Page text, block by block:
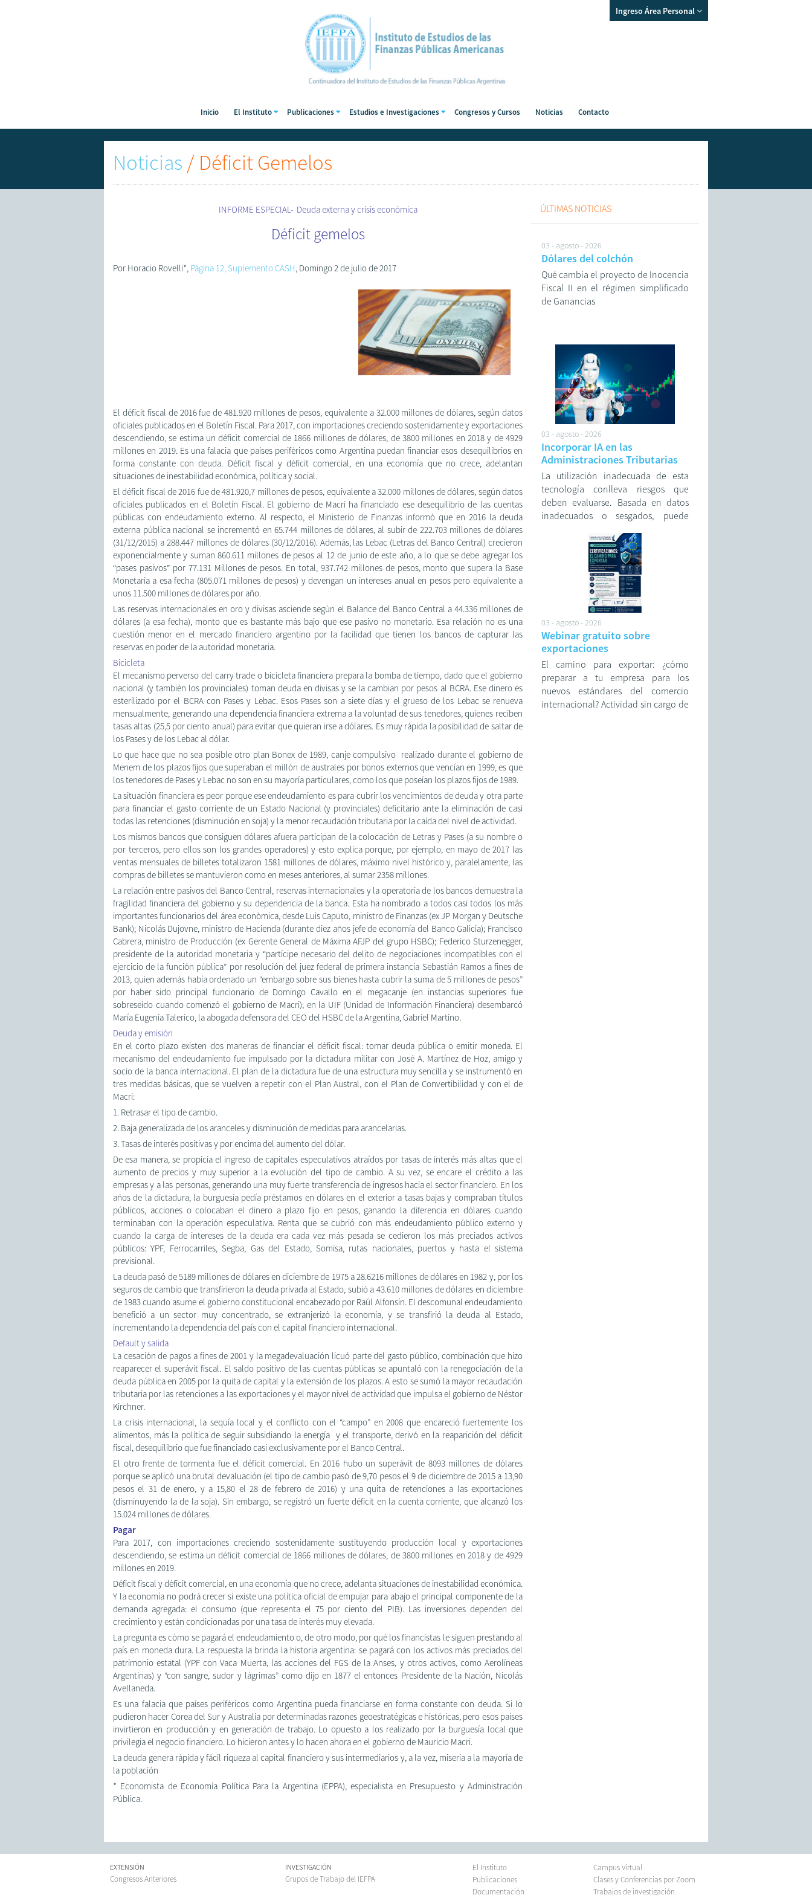
Ingreso Área Personal
Inicio El Instituto Publicaciones Estudios e Investigaciones Congresos y Cursos Noticias Contacto
Noticias / Déficit Gemelos
INFORME ESPECIAL- Deuda externa y crisis económica
Déficit gemelos
Por Horacio Rovelli*, Página 12, Suplemento CASH, Domingo 2 de julio de 2017
El déficit fiscal de 2016 fue de 481.920 millones de pesos, equivalente a 32.000 millones de dólares, según datos
oficiales publicados en el Boletín Fiscal. Para 2017, con importaciones creciendo sostenidamente y exportaciones
descendiendo, se estima un déficit comercial de 1866 millones de dólares, de 3800 millones en 2018 y de 4929
millones en 2019. Es una falacia que países periféricos como Argentina puedan financiar esos desequilibrios en
forma constante con deuda. Déficit fiscal y déficit comercial, en una economía que no crece, adelantan
situaciones de inestabilidad económica, política y social.
El déficit fiscal de 2016 fue de 481.920,7 millones de pesos, equivalente a 32.000 millones de dólares, según datos
oficiales publicados en el Boletín Fiscal. El gobierno de Macri ha financiado ese desequilibrio de las cuentas
públicas con endeudamiento externo. Al respecto, el Ministerio de Finanzas informó que en 2016 la deuda
externa pública nacional se incrementó en 65.744 millones de dólares, al subir de 222.703 millones de dólares
(31/12/2015) a 288.447 millones de dólares (30/12/2016). Además, las Lebac (Letras del Banco Central) crecieron
exponencialmente y suman 860.611 millones de pesos al 12 de junio de este año, a lo que se debe agregar los
“pases pasivos” por 77.131 Millones de pesos. En total, 937.742 millones de pesos, monto que supera la Base
Monetaria a esa fecha (805.071 millones de pesos) y devengan un intereses anual en pesos pero equivalente a
unos 11.500 millones de dólares por año.
Las reservas internacionales en oro y divisas asciende según el Balance del Banco Central a 44.336 millones de
dólares (a esa fecha), monto que es bastante más bajo que ese pasivo no monetario. Esa relación no es una
cuestión menor en el mercado financiero argentino por la facilidad que tienen los bancos de capturar las
reservas en poder de la autoridad monetaria.
Bicicleta
El mecanismo perverso del carry trade o bicicleta financiera prepara la bomba de tiempo, dado que el gobierno
nacional (y también los provinciales) toman deuda en divisas y se la cambian por pesos al BCRA. Ese dinero es
esterilizado por el BCRA con Pases y Lebac. Esos Pases son a siete días y el grueso de los Lebac se renueva
mensualmente, generando una dependencia financiera extrema a la voluntad de sus tenedores, quienes reciben
tasas altas (25,5 por ciento anual) para evitar que quieran irse a dólares. Es muy rápida la posibilidad de saltar de
los Pases y de los Lebac al dólar.
Lo que hace que no sea posible otro plan Bonex de 1989, canje compulsivo realizado durante el gobierno de
Menem de los plazos fijos que superaban el millón de australes por bonos externos que vencían en 1999, es que
los tenedores de Pases y Lebac no son en su mayoría particulares, como los que poseían los plazos fijos de 1989.
La situación financiera es peor porque ese endeudamiento es para cubrir los vencimientos de deuda y otra parte
para financiar el gasto corriente de un Estado Nacional (y provinciales) deficitario ante la eliminación de casi
todas las retenciones (disminución en soja) y la menor recaudación tributaria por la caída del nivel de actividad.
Los mismos bancos que consiguen dólares afuera participan de la colocación de Letras y Pases (a su nombre o
por terceros, pero ellos son los grandes operadores) y esto explica porque, por ejemplo, en mayo de 2017 las
ventas mensuales de billetes totalizaron 1581 millones de dólares, máximo nivel histórico y, paralelamente, las
compras de billetes se mantuvieron como en meses anteriores, al sumar 2358 millones.
La relación entre pasivos del Banco Central, reservas internacionales y la operatoria de los bancos demuestra la
fragilidad financiera del gobierno y su dependencia de la banca. Esta ha nombrado a todos casi todos los más
importantes funcionarios del área económica, desde Luis Caputo, ministro de Finanzas (ex JP Morgan y Deutsche
Bank); Nicolás Dujovne, ministro de Hacienda (durante diez años jefe de economía del Banco Galicia); Francisco
Cabrera, ministro de Producción (ex Gerente General de Máxima AFJP del grupo HSBC); Federico Sturzenegger,
presidente de la autoridad monetaria y “partícipe necesario del delito de negociaciones incompatibles con el
ejercicio de la función pública” por resolución del juez federal de primera instancia Sebastián Ramos a fines de
2013, quien además había ordenado un “embargo sobre sus bienes hasta cubrir la suma de 5 millones de pesos”
por haber sido principal funcionario de Domingo Cavallo en el megacanje (en instancias superiores fue
sobreseído cuando comenzó el gobierno de Macri); en la UIF (Unidad de Información Financiera) desembarcó
María Eugenia Talerico, la abogada defensora del CEO del HSBC de la Argentina, Gabriel Martino.
Deuda y emisión
En el corto plazo existen dos maneras de financiar el déficit fiscal: tomar deuda pública o emitir moneda. El
mecanismo del endeudamiento fue impulsado por la dictadura militar con José A. Martínez de Hoz, amigo y
socio de la banca internacional. El plan de la dictadura fue de una estructura muy sencilla y se instrumentó en
tres medidas básicas, que se vuelven a repetir con el Plan Austral, con el Plan de Convertibilidad y con el de
Macri:
1. Retrasar el tipo de cambio.
2. Baja generalizada de los aranceles y disminución de medidas para arancelarias.
3. Tasas de interés positivas y por encima del aumento del dólar.
De esa manera, se propicia el ingreso de capitales especulativos atraídos por tasas de interés más altas que el
aumento de precios y muy superior a la evolución del tipo de cambio. A su vez, se encare el crédito a las
empresas y a las personas, generando una muy fuerte transferencia de ingresos hacia el sector financiero. En los
años de la dictadura, la burguesía pedía préstamos en dólares en el exterior a tasas bajas y compraban títulos
públicos, acciones o colocaban el dinero a plazo fijo en pesos, ganando la diferencia en dólares cuando
terminaban con la operación especulativa. Renta que se cubrió con más endeudamiento público externo y
cuando la carga de intereses de la deuda era cada vez más pesada se cedieron los más preciados activos
públicos: YPF, Ferrocarriles, Segba, Gas del Estado, Somisa, rutas nacionales, puertos y hasta el sistema
previsional.
La deuda pasó de 5189 millones de dólares en diciembre de 1975 a 28.6216 millones de dólares en 1982 y, por los
seguros de cambio que transfirieron la deuda privada al Estado, subió a 43.610 millones de dólares en diciembre
de 1983 cuando asume el gobierno constitucional encabezado por Raúl Alfonsín. El descomunal endeudamiento
benefició a un sector muy concentrado, se extranjerizó la economía, y se transfirió la deuda al Estado,
incrementando la dependencia del país con el capital financiero internacional.
Default y salida
La cesación de pagos a fines de 2001 y la megadevaluación licuó parte del gasto público, combinación que hizo
reaparecer el superávit fiscal. El saldo positivo de las cuentas públicas se apuntaló con la renegociación de la
deuda pública en 2005 por la quita de capital y la extensión de los plazos. A esto se sumó la mayor recaudación
tributaria por las retenciones a las exportaciones y el mayor nivel de actividad que impulsa el gobierno de Néstor
Kirchner.
La crisis internacional, la sequía local y el conflicto con el “campo” en 2008 que encareció fuertemente los
alimentos, más la política de seguir subsidiando la energía y el transporte, derivó en la reaparición del déficit
fiscal, desequilibrio que fue financiado casi exclusivamente por el Banco Central.
El otro frente de tormenta fue el déficit comercial. En 2016 hubo un superávit de 8093 millones de dólares
porque se aplicó una brutal devaluación (el tipo de cambio pasó de 9,70 pesos el 9 de diciembre de 2015 a 13,90
pesos el 31 de enero, y a 15,80 el 28 de febrero de 2016) y una quita de retenciones a las exportaciones
(disminuyendo la de la soja). Sin embargo, se registró un fuerte déficit en la cuenta corriente, que alcanzó los
15.024 millones de dólares.
Pagar
Para 2017, con importaciones creciendo sostenidamente sustituyendo producción local y exportaciones
descendiendo, se estima un déficit comercial de 1866 millones de dólares, de 3800 millones en 2018 y de 4929
millones en 2019.
Déficit fiscal y déficit comercial, en una economía que no crece, adelanta situaciones de inestabilidad económica.
Y la economía no podrá crecer si existe una política oficial de empujar para abajo el principal componente de la
demanda agregada: el consumo (que representa el 75 por ciento del PIB). Las inversiones dependen del
crecimiento y están condicionadas por una tasa de interés muy elevada.
La pregunta es cómo se pagará el endeudamiento o, de otro modo, por qué los financistas le siguen prestando al
país en moneda dura. La respuesta la brinda la historia argentina: se pagará con los activos más preciados del
patrimonio estatal (YPF con Vaca Muerta, las acciones del FGS de la Anses, y otros activos, como Aerolíneas
Argentinas) y “con sangre, sudor y lágrimas” como dijo en 1877 el entonces Presidente de la Nación, Nicolás
Avellaneda.
Es una falacia que países periféricos como Argentina pueda financiarse en forma constante con deuda. Si lo
pudieron hacer Corea del Sur y Australia por determinadas razones geoestratégicas e históricas, pero esos países
invirtieron en producción y en generación de trabajo. Lo opuesto a los realizado por la burguesía local que
privilegia el negocio financiero. Lo hicieron antes y lo hacen ahora en el gobierno de Mauricio Macri.
La deuda genera rápida y fácil riqueza al capital financiero y sus intermediarios y, a la vez, miseria a la mayoría de
la población
* Economista de Economía Política Para la Argentina (EPPA), especialista en Presupuesto y Administración
Pública.
ÚLTIMAS NOTICIAS
03 - agosto - 2026
Dólares del colchón
Qué cambia el proyecto de Inocencia
Fiscal II en el régimen simplificado
de Ganancias
03 - agosto - 2026
Incorporar IA en las
Administraciones Tributarias
La utilización inadecuada de esta
tecnología conlleva riesgos que
deben evaluarse. Basada en datos
inadecuados o sesgados, puede
03 - agosto - 2026
Webinar gratuito sobre
exportaciones
El camino para exportar: ¿cómo
preparar a tu empresa para los
nuevos estándares del comercio
internacional? Actividad sin cargo de
EXTENSIÓN
Congresos Anteriores
INVESTIGACIÓN
Grupos de Trabajo del IEFPA
El Instituto
Publicaciones
Documentación
Campus Virtual
Clases y Conferencias por Zoom
Trabajos de investigación